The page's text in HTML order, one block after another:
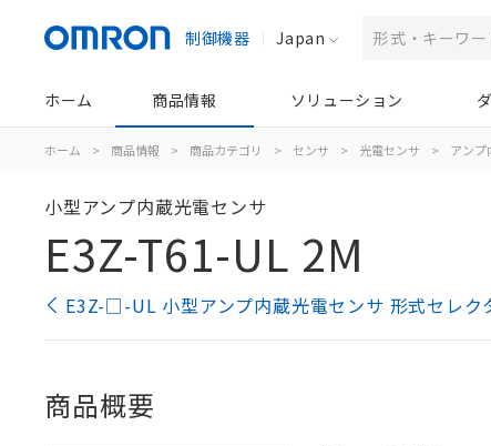
制御機器 Japan
ホーム 商品情報 ソリューション
ホーム > 商品情報 > 商品カテゴリ > センサ > 光電センサ > アンプ
小型アンプ内蔵光電センサ
E3Z-T61-UL 2M
E3Z-□-UL 小型アンプ内蔵光電センサ 形式セレク
商品概要